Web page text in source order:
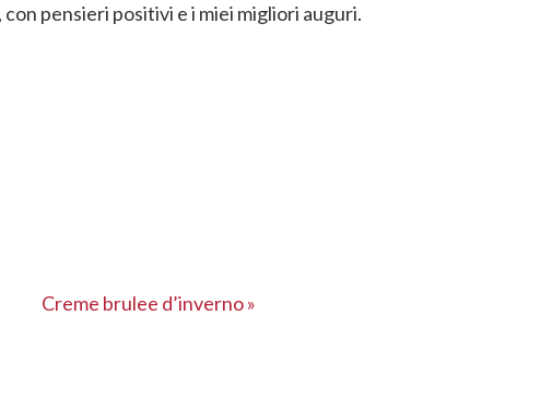
pensieri positivi e i miei migliori auguri.
Post
Creme brulee d’inverno »